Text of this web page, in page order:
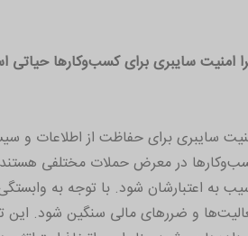
امنیت سایبری برای کسب‌وکارها حیاتی
سایبری برای حفاظت از اطلاعات و
در معرض حملات مختلفی
به اعتبارشان شود. با توجه به
و ضررهای مالی سنگین شود. این